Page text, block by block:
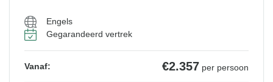
Engels
Gegarandeerd vertrek
Vanaf: €2.357 per persoon